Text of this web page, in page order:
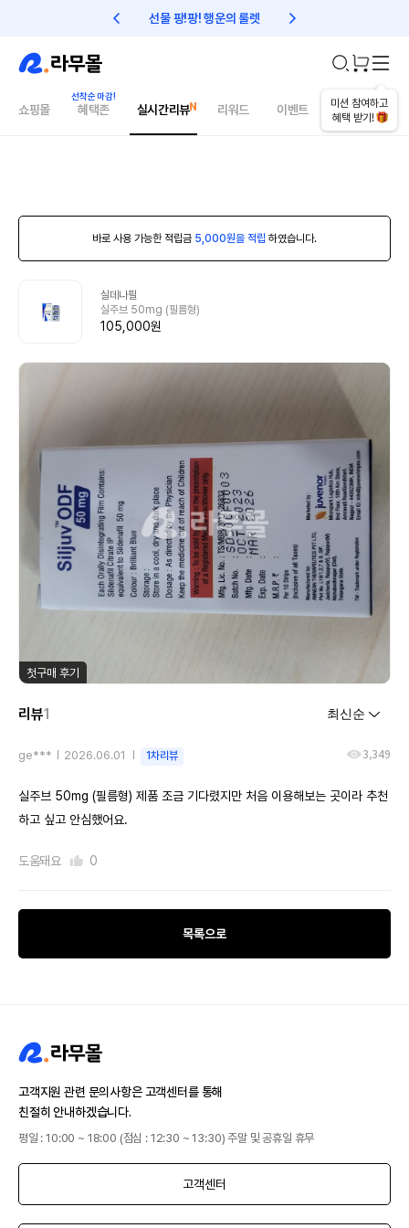
선물 팡!팡! 행운의 룰렛 친구초대 1만원 리워드!
미션 참여하고
혜택 받기!
쇼핑몰 혜택존 실시간리뷰 리워드 이벤트 건강매거진
바로 사용 가능한 적립금 5,000원을 적립 하였습니다.
실데나필
실주브 50mg (필름형)
105,000원
첫구매 후기
리뷰1
ge*** 2026.06.01 1차리뷰 3,349
실주브 50mg (필름형) 제품 조금 기다렸지만 처음 이용해보는 곳이라 추천
하고 싶고 안심했어요.
도움돼요 0
목록으로
고객지원 관련 문의사항은 고객센터를 통해
친절히 안내하겠습니다.
평일 : 10:00 ~ 18:00 (점심 : 12:30 ~ 13:30) 주말 및 공휴일 휴무
고객센터